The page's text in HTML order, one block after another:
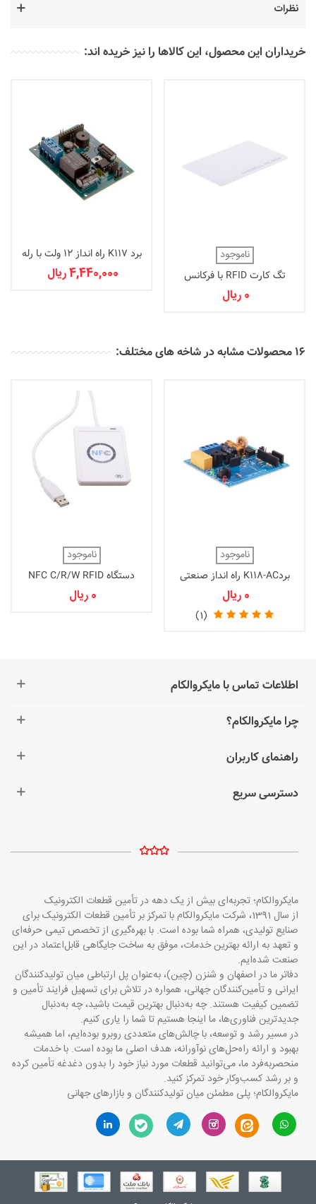
نظرات
خریداران این محصول، این کالاها را نیز خریده اند:
ناموجود
تگ کارت RFID با فرکانس
125KHz
0 ریال
برد K117 راه انداز 12 ولت با رله
4,440,000 ریال
16 محصولات مشابه در شاخه های مختلف:
ناموجود
بردK118-AC راه انداز صنعتی
0 ریال
(1)
ناموجود
دستگاه NFC C/R/W RFID
هوشمند
0 ریال
اطلاعات تماس با مایکروالکام
چرا مایکروالکام؟
راهنمای کاربران
دسترسی سریع
مایکروالکام؛ تجربه‌ای بیش از یک دهه در تأمین قطعات الکترونیک
از سال 1391، شرکت مایکروالکام با تمرکز بر تأمین قطعات الکترونیک برای
صنایع تولیدی، همراه شما بوده است. با بهره‌گیری از تخصص تیمی حرفه‌ای
و تعهد به ارائه بهترین خدمات، موفق به ساخت جایگاهی قابل‌اعتماد در این
صنعت شده‌ایم.
دفاتر ما در اصفهان و شنزن (چین)، به‌عنوان پل ارتباطی میان تولیدکنندگان
ایرانی و تأمین‌کنندگان جهانی، همواره در تلاش برای تسهیل فرایند تأمین و
تضمین کیفیت هستند. چه به‌دنبال بهترین قیمت باشید، چه به‌دنبال
جدیدترین فناوری‌ها، ما اینجا هستیم تا شما را یاری کنیم.
در مسیر رشد و توسعه، با چالش‌های متعددی روبرو بوده‌ایم، اما همیشه
بهبود و ارائه راه‌حل‌های نوآورانه، هدف اصلی ما بوده است. با خدمات
منحصربه‌فرد ما، می‌توانید قطعات مورد نیاز خود را بدون دغدغه تأمین کرده
و بر رشد کسب‌وکار خود تمرکز کنید.
مایکروالکام؛ پلی مطمئن میان تولیدکنندگان و بازارهای جهانی